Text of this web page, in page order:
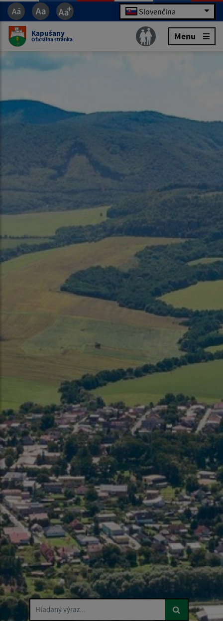
Slovenčina
Kapušany
Oficiálna stránka Menu
Hľadaný výraz...